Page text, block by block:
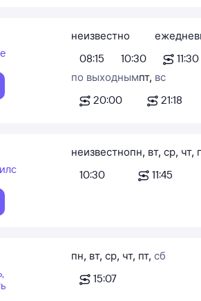
неизвестно
08:15
10:30
11:30
по выходным
20:00
пт, вс
21:18
неизвестно
10:30
пн, вт, ср, чт,
11:45
пн, вт, ср, чт, пт, сб
15:07